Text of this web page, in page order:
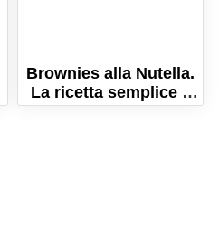
Brownies alla Nutella.
La ricetta semplice e
con poco burro!